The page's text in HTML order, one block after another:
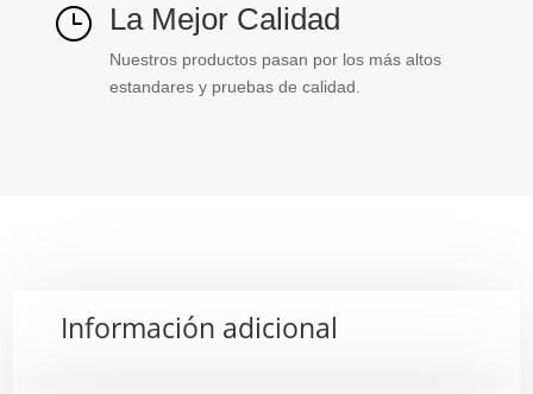
} La Mejor Calidad
Nuestros productos pasan por los más altos
estandares y pruebas de calidad.
Información adicional